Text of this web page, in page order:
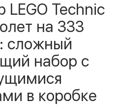
LEGO Technic
на 333
сложный
набор с
в коробке